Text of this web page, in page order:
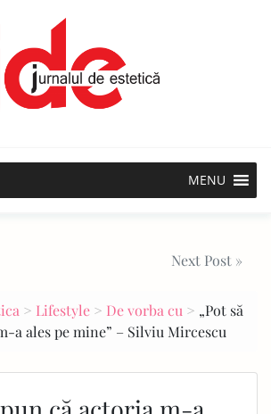
MENU
Next Post »
> Lifestyle > De vorba cu > „Pot să
a ales pe mine” – Silviu Mircescu